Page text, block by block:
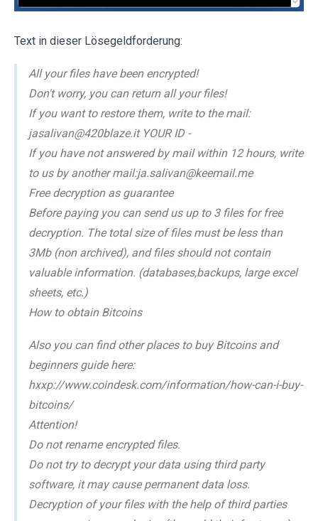
Text in dieser Lösegeldforderung:
All your files have been encrypted!
Don't worry, you can return all your files!
If you want to restore them, write to the mail:
jasalivan@420blaze.it YOUR ID -
If you have not answered by mail within 12 hours, write
to us by another mail:ja.salivan@keemail.me
Free decryption as guarantee
Before paying you can send us up to 3 files for free
decryption. The total size of files must be less than
3Mb (non archived), and files should not contain
valuable information. (databases,backups, large excel
sheets, etc.)
How to obtain Bitcoins
Also you can find other places to buy Bitcoins and
beginners guide here:
hxxp://www.coindesk.com/information/how-can-i-buy-
bitcoins/
Attention!
Do not rename encrypted files.
Do not try to decrypt your data using third party
software, it may cause permanent data loss.
Decryption of your files with the help of third parties